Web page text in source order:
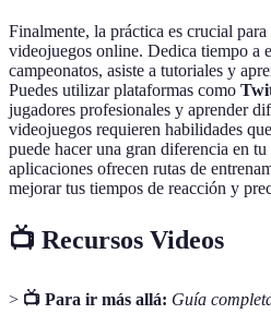
Finalmente, la práctica es crucial
videojuegos online. Dedica tiempo a
campeonatos, asiste a tutoriales y
Puedes utilizar plataformas como
jugadores profesionales y aprender
videojuegos requieren habilidades
puede hacer una gran diferencia en
aplicaciones ofrecen rutas de
mejorar tus tiempos de reacción y
📺 Recursos Videos
> 📺 Para ir más allá: Guía